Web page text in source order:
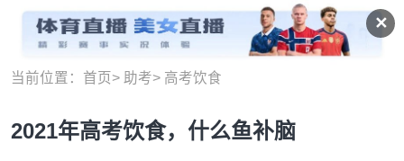
✕
高考饮食
当前位置： 首页 > 助考> 高考饮食
2021年高考饮食，什么鱼补脑